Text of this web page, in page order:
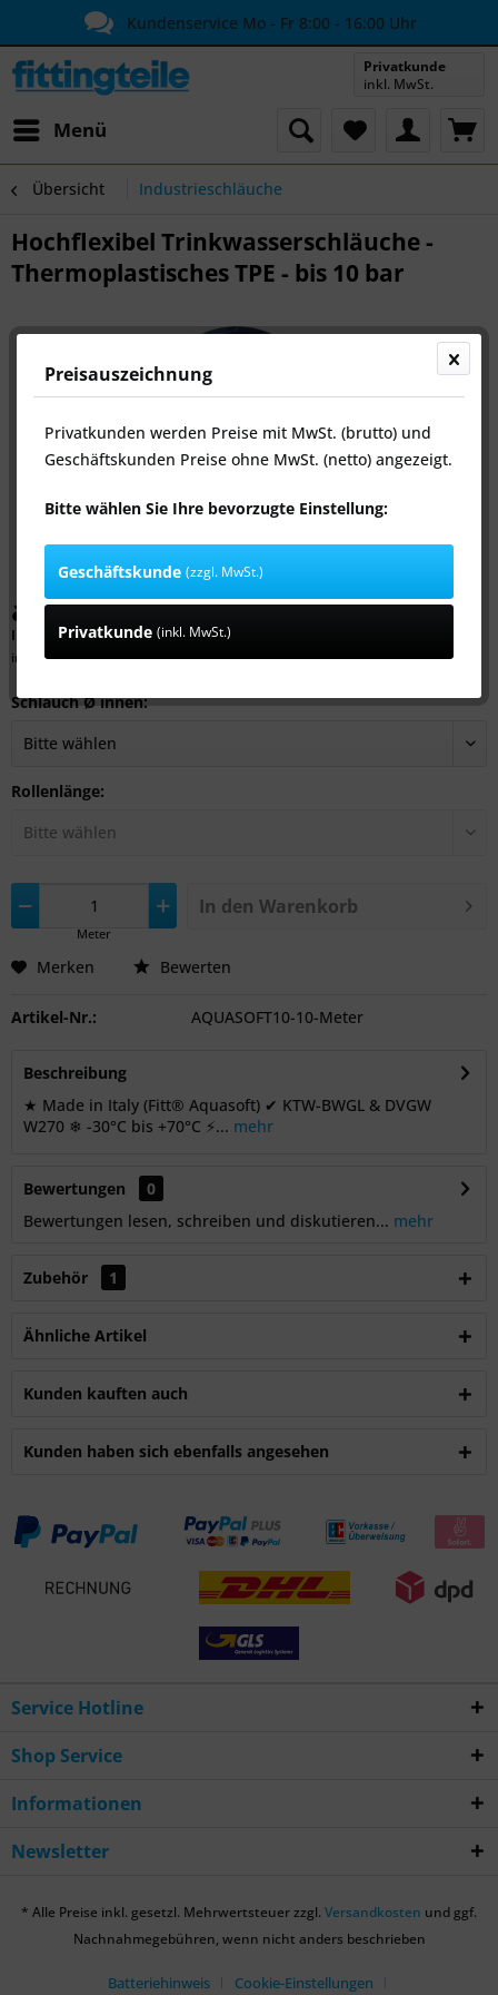
Kundenservice Mo - Fr 8:00 - 16:00 Uhr
Menü
Privatkunde
inkl. MwSt.
Übersicht Industrieschläuche
Hochflexibel Trinkwasserschläuche -
Thermoplastisches TPE - bis 10 bar
ab 5,69 € *
Inhalt: 1 Meter
inkl. MwSt.zzgl. Versandkosten
Schlauch Ø innen:
Rollenlänge:
Meter
In den Warenkorb
Merken Bewerten
Artikel-Nr.: AQUASOFT10-10-Meter
Beschreibung
★ Made in Italy (Fitt® Aquasoft) ✔ KTW-BWGL & DVGW
W270 ❄ -30°C bis +70°C ⚡... mehr
Bewertungen
0
Bewertungen lesen, schreiben und diskutieren... mehr
Zubehör 1
Ähnliche Artikel
Kunden kauften auch
Kunden haben sich ebenfalls angesehen
Service Hotline
Shop Service
Informationen
Newsletter
* Alle Preise inkl. gesetzl. Mehrwertsteuer zzgl. Versandkosten und ggf.
Nachnahmegebühren, wenn nicht anders beschrieben
Batteriehinweis Cookie-Einstellungen
Preisauszeichnung
Privatkunden werden Preise mit MwSt. (brutto) und
Geschäftskunden Preise ohne MwSt. (netto) angezeigt.
Bitte wählen Sie Ihre bevorzugte Einstellung:
Geschäftskunde (zzgl. MwSt.)
Privatkunde (inkl. MwSt.)